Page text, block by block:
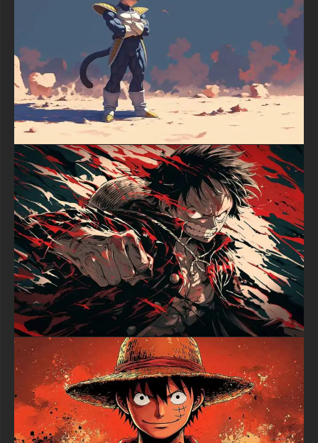
Mac, Android et iOS, c'est un choix idéal pour personnaliser
votre espace de travail numérique ou l'arrière-plan de votre
textures-3d-gratuiteshd.com